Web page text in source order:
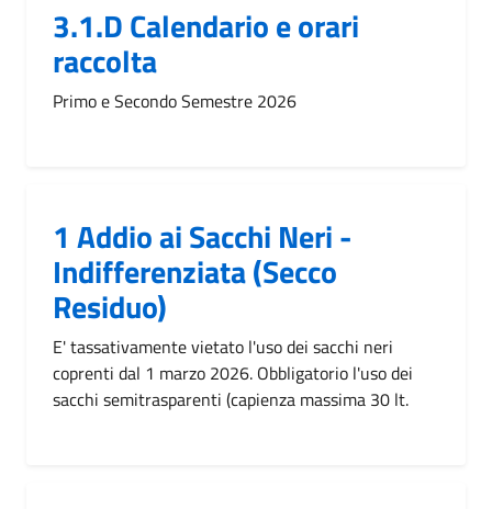
3.1.D Calendario e orari
raccolta
Primo e Secondo Semestre 2026
1 Addio ai Sacchi Neri -
Indifferenziata (Secco
Residuo)
E' tassativamente vietato l'uso dei sacchi neri
coprenti dal 1 marzo 2026. Obbligatorio l'uso dei
sacchi semitrasparenti (capienza massima 30 lt.